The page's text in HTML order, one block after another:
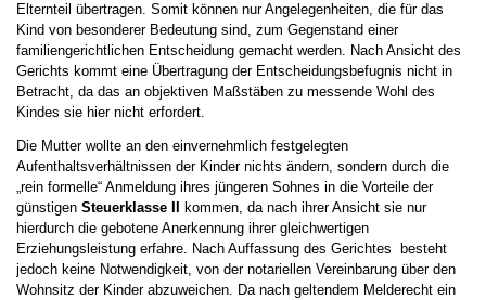
Elternteil übertragen. Somit können nur Angelegenheiten, die für das
Kind von besonderer Bedeutung sind, zum Gegenstand einer
familiengerichtlichen Entscheidung gemacht werden. Nach Ansicht des
Gerichts kommt eine Übertragung der Entscheidungsbefugnis nicht in
Betracht, da das an objektiven Maßstäben zu messende Wohl des
Kindes sie hier nicht erfordert.
Die Mutter wollte an den einvernehmlich festgelegten
Aufenthaltsverhältnissen der Kinder nichts ändern, sondern durch die
„rein formelle“ Anmeldung ihres jüngeren Sohnes in die Vorteile der
günstigenSteuerklasse II
kommen, da nach ihrer Ansicht sie nur
hierdurch die gebotene Anerkennung ihrer gleichwertigen
Erziehungsleistung erfahre. Nach Auffassung des Gerichtes besteht
jedoch keine Notwendigkeit, von der notariellen Vereinbarung über den
Wohnsitz der Kinder abzuweichen. Da nach geltendem Melderecht ein